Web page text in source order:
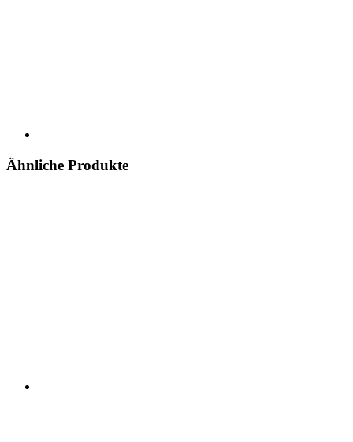
Ähnliche Produkte